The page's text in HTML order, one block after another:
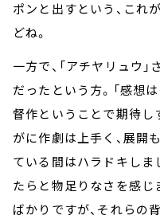
ポンと出すという、これ
どね。
一方で、「アチヤリュウ
だったという方。「感想
督作ということで期待し
がに作劇は上手く、展開
ている間はハラドキしま
たらと物足りなさを感じ
ばかりですが、それらの